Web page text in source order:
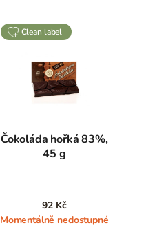
clean label
Čokoláda hořká 83%,
45 g
92 Kč
Momentálně nedostupné